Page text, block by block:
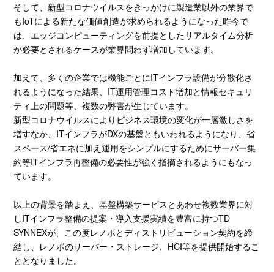
そして、新型コロナウイルスをきっかけに製造業以外の業界で
もIoTによる新たな価値創造が求められるようになった昨今で
は、エッジコンピューティングを前提としたリアルタイム分析
が必要とされるケースが業界問わず増加しています。
加えて、多くの企業では機能ごとにITインフラ設備が分散化さ
れるようになった結果、 IT運用管理コスト増加と情報セキュリ
ティ上の問題等、複数の弊害が生じています。
新型コロナウイルスによりビジネス環境の変化が一層激しさを
増すなか、 ITインフラがDXの基盤ともいわれるようになり、省
スペース/省エネに加え運用をシンプルにするためにサーバー集
約等ITインフラ再整備の必要性が強く指摘されるようにもなっ
ています。
以上の背景を踏まえ、基盤構築サービスとあわせ複数業界に対
しITインフラ整備の提案・導入支援実績を豊富に持つTD
SYNNEXが、この度レノボとディストリビューション契約を締
結し、レノボのサーバー・ストレージ、 HCI等を提供開始するこ
ととなりました。